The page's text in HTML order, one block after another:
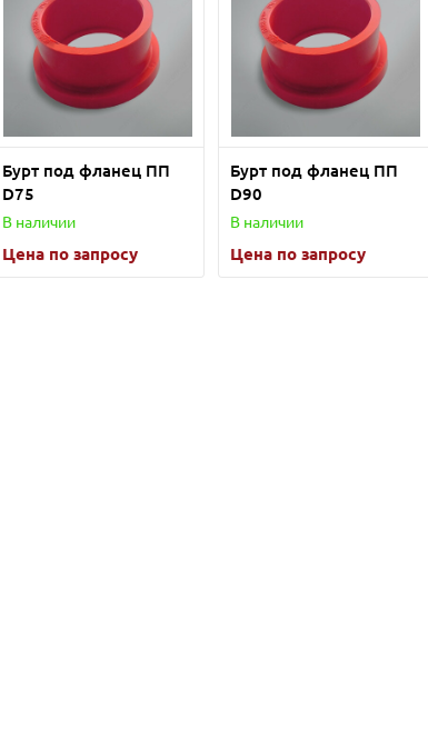
Бурт под фланец ПП
D75
В наличии
Цена по запросу
Бурт под фланец ПП
D90
В наличии
Цена по запросу